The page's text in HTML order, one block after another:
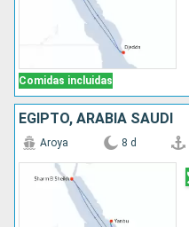
Comidas incluidas
EGIPTO, ARABIA SAUDÍ
Aroya 8 d